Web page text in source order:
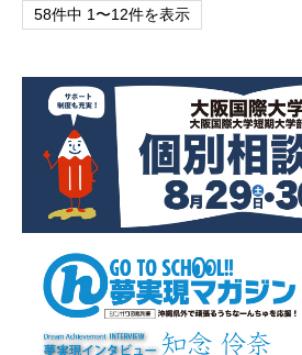
58件中 1〜12件を表示